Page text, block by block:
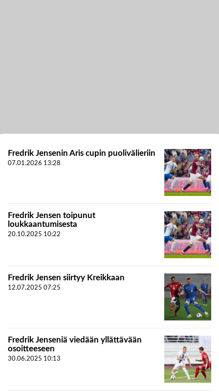
Fredrik Jensenin Aris cupin puolivälieriin
07.01.2026 13:28
Fredrik Jensen toipunut
loukkaantumisesta
20.10.2025 10:22
Fredrik Jensen siirtyy Kreikkaan
12.07.2025 07:25
Fredrik Jenseniä viedään yllättävään
osoitteeseen
30.06.2025 10:13